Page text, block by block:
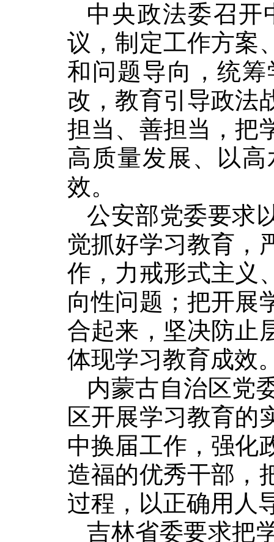
中央政法委召开
议，制定工作方案
和问题导向，统
改，教育引导政法
担当、善担当，把
高质量发展、以
效。
公安部党委要求
觉抓好学习教育，
作，力戒形式主义
向性问题；把开展
合起来，坚决防止
体现学习教育成效
内蒙古自治区党
区开展学习教育的
中换届工作，强化
造福的优秀干部，
过程，以正确用人
吉林省委要求把